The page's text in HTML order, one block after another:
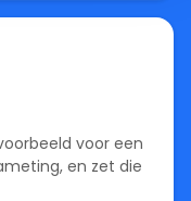
voor een
en zet die